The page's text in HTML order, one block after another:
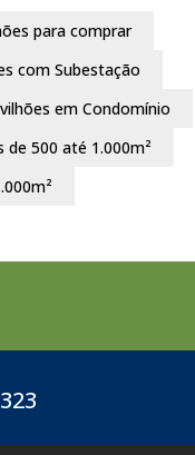
3329
para comprar
com Subestação
em Condomínio
de 500 até 1.000m²